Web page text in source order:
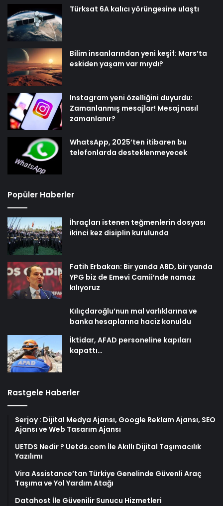
Türksat 6A kalıcı yörüngesine ulaştı
Bilim insanlarından yeni keşif: Mars’ta
eskiden yaşam var mıydı?
Instagram yeni özelliğini duyurdu:
Zamanlanmış mesajlar! Mesaj nasıl
zamanlanır?
WhatsApp, 2025’ten itibaren bu
telefonlarda desteklenmeyecek
Popüler Haberler
İhraçları istenen teğmenlerin dosyası
ikinci kez disiplin kurulunda
Fatih Erbakan: Bir yanda ABD, bir yanda
YPG biz de Emevi Camii’nde namaz
kılıyoruz
Kılıçdaroğlu’nun mal varlıklarına ve
banka hesaplarına haciz konuldu
İktidar, AFAD personeline kapıları
kapattı…
Rastgele Haberler
Serjoy : Dijital Medya Ajansı, Google Reklam Ajansı, SEO
Ajansı ve Web Tasarım Ajansı
UETDS Nedir ? Uetds.com İle Akıllı Dijital Taşımacılık
Yazılımı
Vira Assistance’tan Türkiye Genelinde Güvenli Araç
Taşıma ve Yol Yardım Atağı
Datahost İle Güvenilir Sunucu Hizmetleri